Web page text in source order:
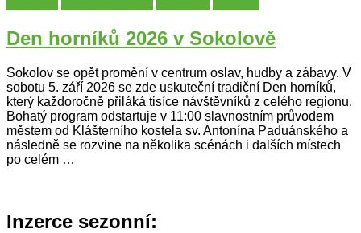
Den horníků 2026 v Sokolově
Sokolov se opět promění v centrum oslav, hudby a zábavy. V
sobotu 5. září 2026 se zde uskuteční tradiční Den horníků,
který každoročně přiláká tisíce návštěvníků z celého regionu.
Bohatý program odstartuje v 11:00 slavnostním průvodem
městem od Klášterního kostela sv. Antonína Paduánského a
následně se rozvine na několika scénách i dalších místech
po celém …
Inzerce sezonní: